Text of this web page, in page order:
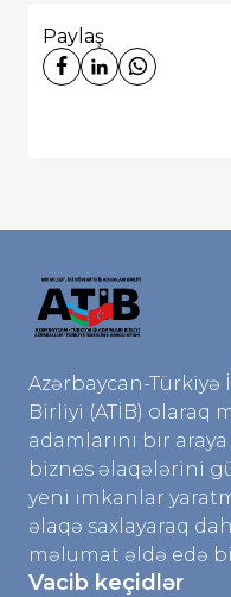
Paylaş
Azərbaycan-Türkiyə
Birliyi (ATİB) olaraq
adamlarını bir
biznes əlaqələrini
yeni imkanlar
əlaqə saxlayaraq
məlumat əldə edə
Vacib keçidlər